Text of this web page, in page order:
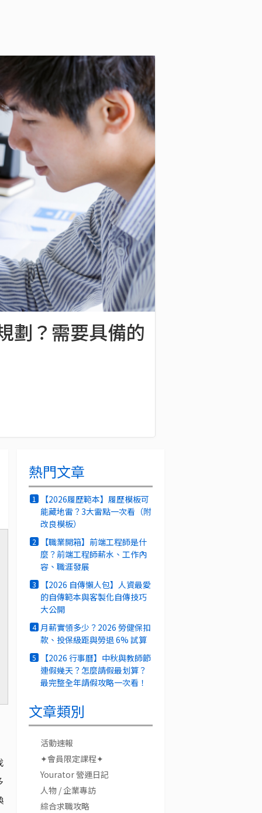
劃？需要具備的
熱門文章
1
【2026履歷範本】履歷模板可
能藏地雷？3大雷點一次看（附
改良模板）
2
【職業開箱】前端工程師是什
麼？前端工程師薪水、工作內
容、職涯發展
3
【2026 自傳懶人包】人資最愛
的自傳範本與客製化自傳技巧
大公開
4 月薪實領多少？2026 勞健保扣
款、投保級距與勞退 6% 試算
5
【2026 行事曆】中秋與教師節
連假幾天？怎麼請假最划算？
最完整全年請假攻略一次看！
文章類別
活動速報
✦會員限定課程✦
Yourator 營運日記
人物 / 企業專訪
綜合求職攻略